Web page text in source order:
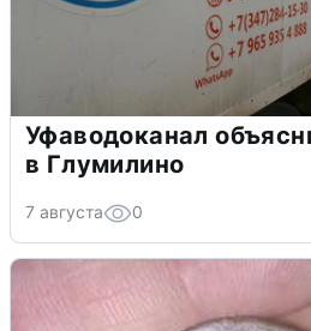
Уфаводоканал
в Глумилино
7 августа 0